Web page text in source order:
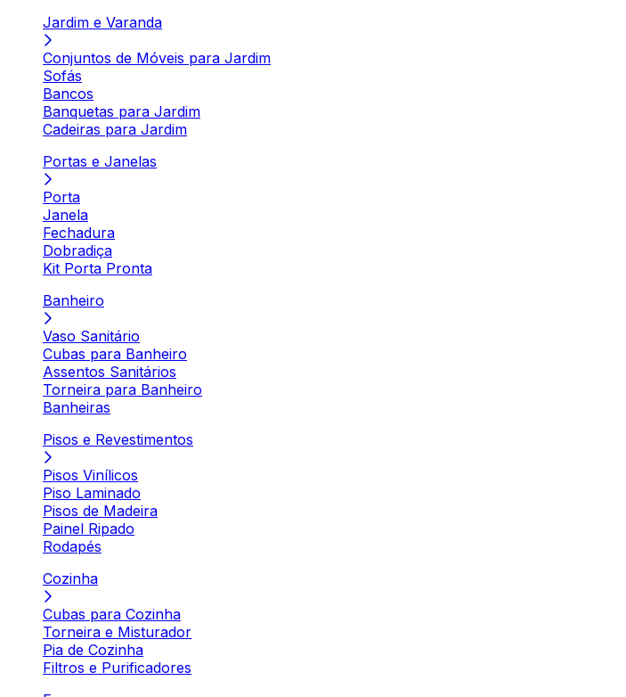
Jardim e Varanda
Conjuntos de Móveis para Jardim
Sofás
Bancos
Banquetas para Jardim
Cadeiras para Jardim
Portas e Janelas
Porta
Janela
Fechadura
Dobradiça
Kit Porta Pronta
Banheiro
Vaso Sanitário
Cubas para Banheiro
Assentos Sanitários
Torneira para Banheiro
Banheiras
Pisos e Revestimentos
Pisos Vinílicos
Piso Laminado
Pisos de Madeira
Painel Ripado
Rodapés
Cozinha
Cubas para Cozinha
Torneira e Misturador
Pia de Cozinha
Filtros e Purificadores